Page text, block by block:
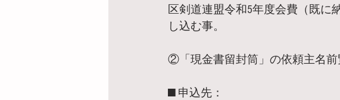
区剣道連盟令和5年度会費（既に
し込む事。
②「現金書留封筒」の依頼主名前
■ 申込先：